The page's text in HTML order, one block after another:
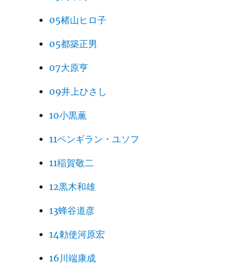
05楮山ヒロ子
05都築正男
07大原亨
09井上ひさし
10小黒薫
11ペンギラン・ユソフ
11稲賀敬二
12黒木和雄
13蜂谷道彦
14勅使河原宏
16川端康成